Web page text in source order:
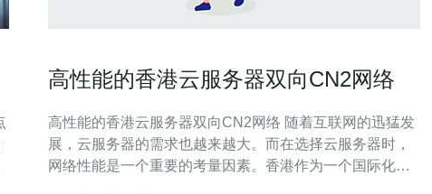
高性能的香港云服务器双向CN2网络
高性能的香港云服务器双向CN2网络 随着互联网的迅猛发
展，云服务器的需求也越来越大。而在选择云服务器时，
网络性能是一个重要的考量因素。香港作为一个国际化大